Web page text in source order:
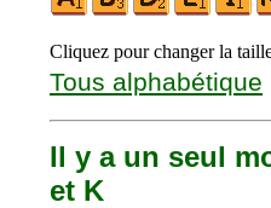
Cliquez pour changer la
Tous alphabétique
Il y a un seul
et K